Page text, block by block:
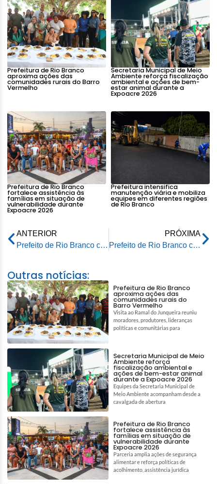
Prefeitura de Rio Branco
aproxima ações das
comunidades rurais do Barro
Vermelho
Secretaria Municipal de Meio
Ambiente reforça fiscalização
ambiental e ações de bem-
estar animal durante a
Expoacre 2026
Prefeitura de Rio Branco
fortalece assistência às
famílias em situação de
vulnerabilidade durante
Expoacre 2026
Prefeitura intensifica
manutenção viária e mobiliza
equipes em diferentes regiões
de Rio Branco
ANTERIOR
Prefeito de Rio Branco coordena segunda sessão extraordinária da Amac e do Cinreso em Assis Brasil
PRÓXIMA
Prefeito de Rio Branco coordena segunda sessão extraordinária da Amac e do Cinreso em Assis Brasil
Outras notícias:
Prefeitura de Rio Branco
aproxima ações das
comunidades rurais do
Barro Vermelho
Visita ao Ramal do Junqueira reuniu
moradores, produtores, lideranças
políticas e comunitárias para
Secretaria Municipal de Meio
Ambiente reforça
fiscalização ambiental e
ações de bem-estar animal
durante a Expoacre 2026
Equipes da Secretaria Municipal de
Meio Ambiente acompanham desde a
cavalgada de abertura
Prefeitura de Rio Branco
fortalece assistência às
famílias em situação de
vulnerabilidade durante
Expoacre 2026
Parceria amplia ações de segurança
alimentar e reforça políticas de
acolhimento, assistência jurídica